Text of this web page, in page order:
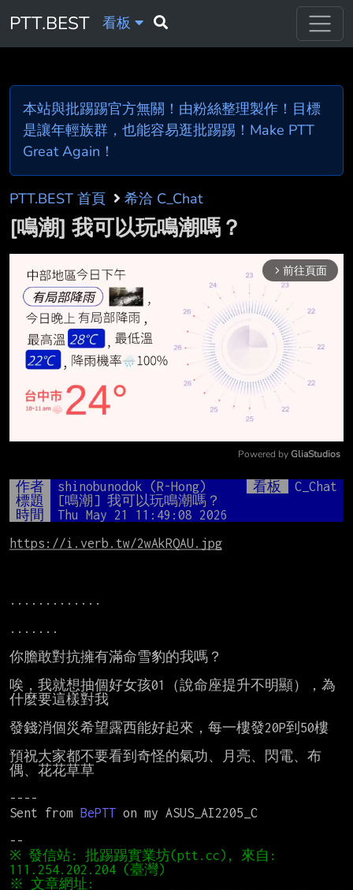
PTT.BEST 看板
本站與批踢踢官方無關！由粉絲整理製作！目標
是讓年輕族群，也能容易逛批踢踢！Make PTT
Great Again！
PTT.BEST 首頁 希洽 C_Chat
[鳴潮] 我可以玩鳴潮嗎？
arrow_forward_ios 前往頁面
Mute
Powered by GliaStudios
作者 shinobunodok (R-Hong) 看板
C_Chat
標題
[鳴潮] 我可以玩鳴潮嗎？
時間
Thu May 21 11:49:08 2026
https://i.verb.tw/2wAkRQAU.jpg
.............
.......
你膽敢對抗擁有滿命雪豹的我嗎？
唉，我就想抽個好女孩01（說命座提升不明顯），為
什麼要這樣對我
發錢消個災希望露西能好起來，每一樓發20P到50樓
預祝大家都不要看到奇怪的氣功、月亮、閃電、布
偶、花花草草
----
Sent from BePTT on my ASUS_AI2205_C
※ 發信站: 批踢踢實業坊(ptt.cc), 來自: